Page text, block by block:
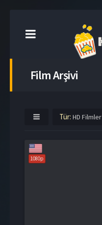
Film Arşivi
Tür: HD Filmler
1080p